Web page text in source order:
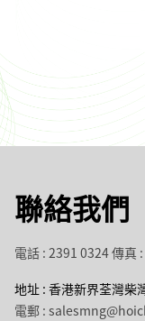
聯絡我們
電話 : 2391 0324傳真
地址 : 香港新界荃灣柴
電郵 :